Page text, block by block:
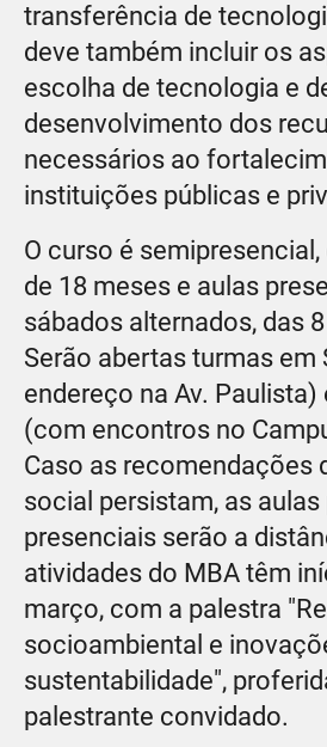
transferência de
deve também incluir os
escolha de tecnologia e
desenvolvimento dos
necessários ao
instituições públicas e
O curso é
de 18 meses e aulas
sábados alternados, das
Serão abertas turmas em
endereço na Av. Paulista)
(com encontros no
Caso as recomendações
social persistam, as
presenciais serão a
atividades do MBA têm
março, com a palestra
socioambiental e
sustentabilidade",
palestrante convidado.